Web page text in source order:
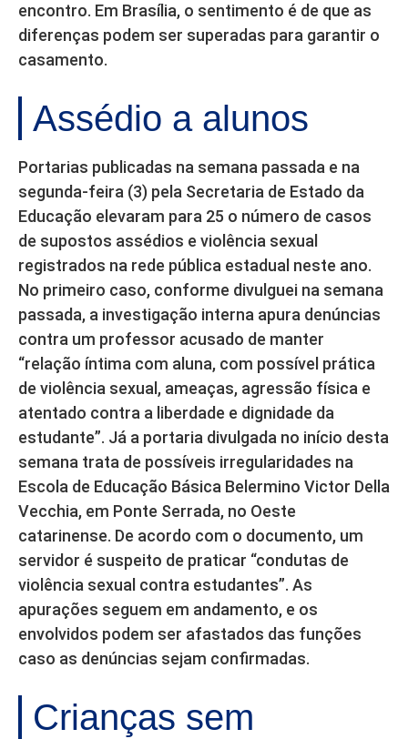
encontro. Em Brasília, o sentimento é de que as
diferenças podem ser superadas para garantir o
casamento.
Assédio a alunos
Portarias publicadas na semana passada e na
segunda-feira (3) pela Secretaria de Estado da
Educação elevaram para 25 o número de casos
de supostos assédios e violência sexual
registrados na rede pública estadual neste ano.
No primeiro caso, conforme divulguei na semana
passada, a investigação interna apura denúncias
contra um professor acusado de manter
“relação íntima com aluna, com possível prática
de violência sexual, ameaças, agressão física e
atentado contra a liberdade e dignidade da
estudante”. Já a portaria divulgada no início desta
semana trata de possíveis irregularidades na
Escola de Educação Básica Belermino Victor Della
Vecchia, em Ponte Serrada, no Oeste
catarinense. De acordo com o documento, um
servidor é suspeito de praticar “condutas de
violência sexual contra estudantes”. As
apurações seguem em andamento, e os
envolvidos podem ser afastados das funções
caso as denúncias sejam confirmadas.
Crianças sem